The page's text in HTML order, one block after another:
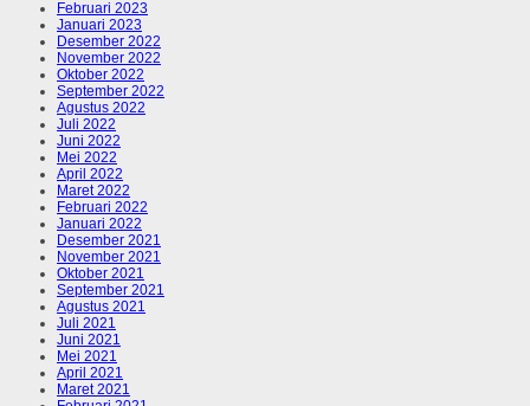
Februari 2023
Januari 2023
Desember 2022
November 2022
Oktober 2022
September 2022
Agustus 2022
Juli 2022
Juni 2022
Mei 2022
April 2022
Maret 2022
Februari 2022
Januari 2022
Desember 2021
November 2021
Oktober 2021
September 2021
Agustus 2021
Juli 2021
Juni 2021
Mei 2021
April 2021
Maret 2021